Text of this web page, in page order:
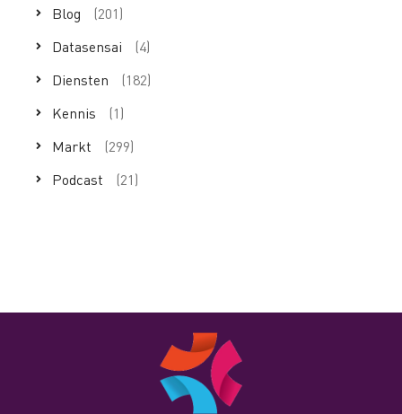
Blog
(201)
Datasensai
(4)
Diensten
(182)
Kennis
(1)
Markt
(299)
Podcast
(21)